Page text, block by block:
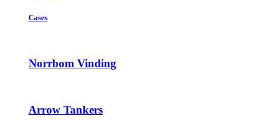
Cases
Norrbom Vinding
Arrow Tankers